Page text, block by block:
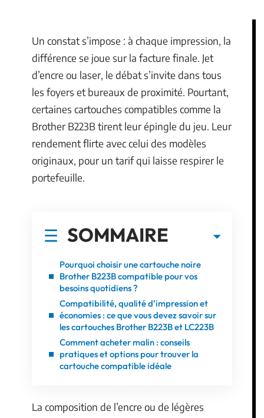
Un constat s’impose : à chaque impression, la
différence se joue sur la facture finale. Jet
d’encre ou laser, le débat s’invite dans tous
les foyers et bureaux de proximité. Pourtant,
certaines cartouches compatibles comme la
Brother B223B tirent leur épingle du jeu. Leur
rendement flirte avec celui des modèles
originaux, pour un tarif qui laisse respirer le
portefeuille.
SOMMAIRE
Pourquoi choisir une cartouche noire
Brother B223B compatible pour vos
besoins quotidiens ?
Compatibilité, qualité d’impression et
économies : ce que vous devez savoir sur
les cartouches Brother B223B et LC223B
Comment acheter malin : conseils
pratiques et options pour trouver la
cartouche compatible idéale
La composition de l’encre ou de légères